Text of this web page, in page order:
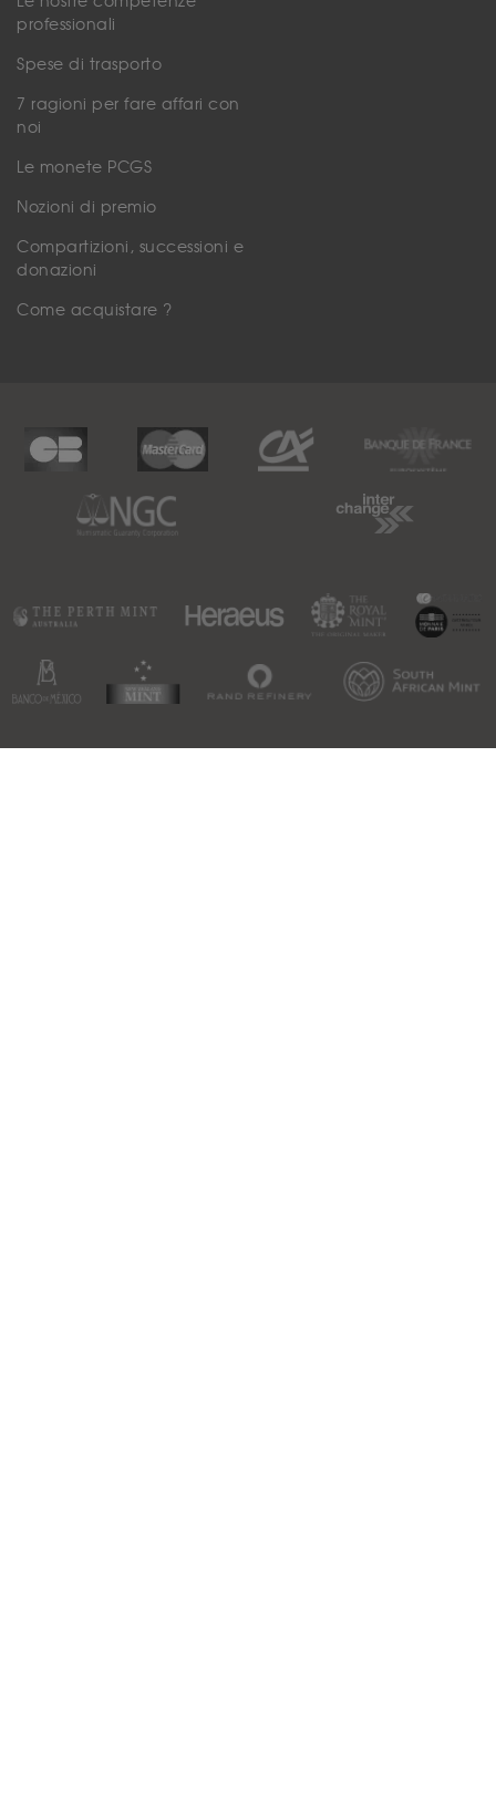
professionali
Spese di trasporto
7 ragioni per fare affari con
noi
Le monete PCGS
Nozioni di premio
Compartizioni, successioni e
donazioni
Come acquistare ?